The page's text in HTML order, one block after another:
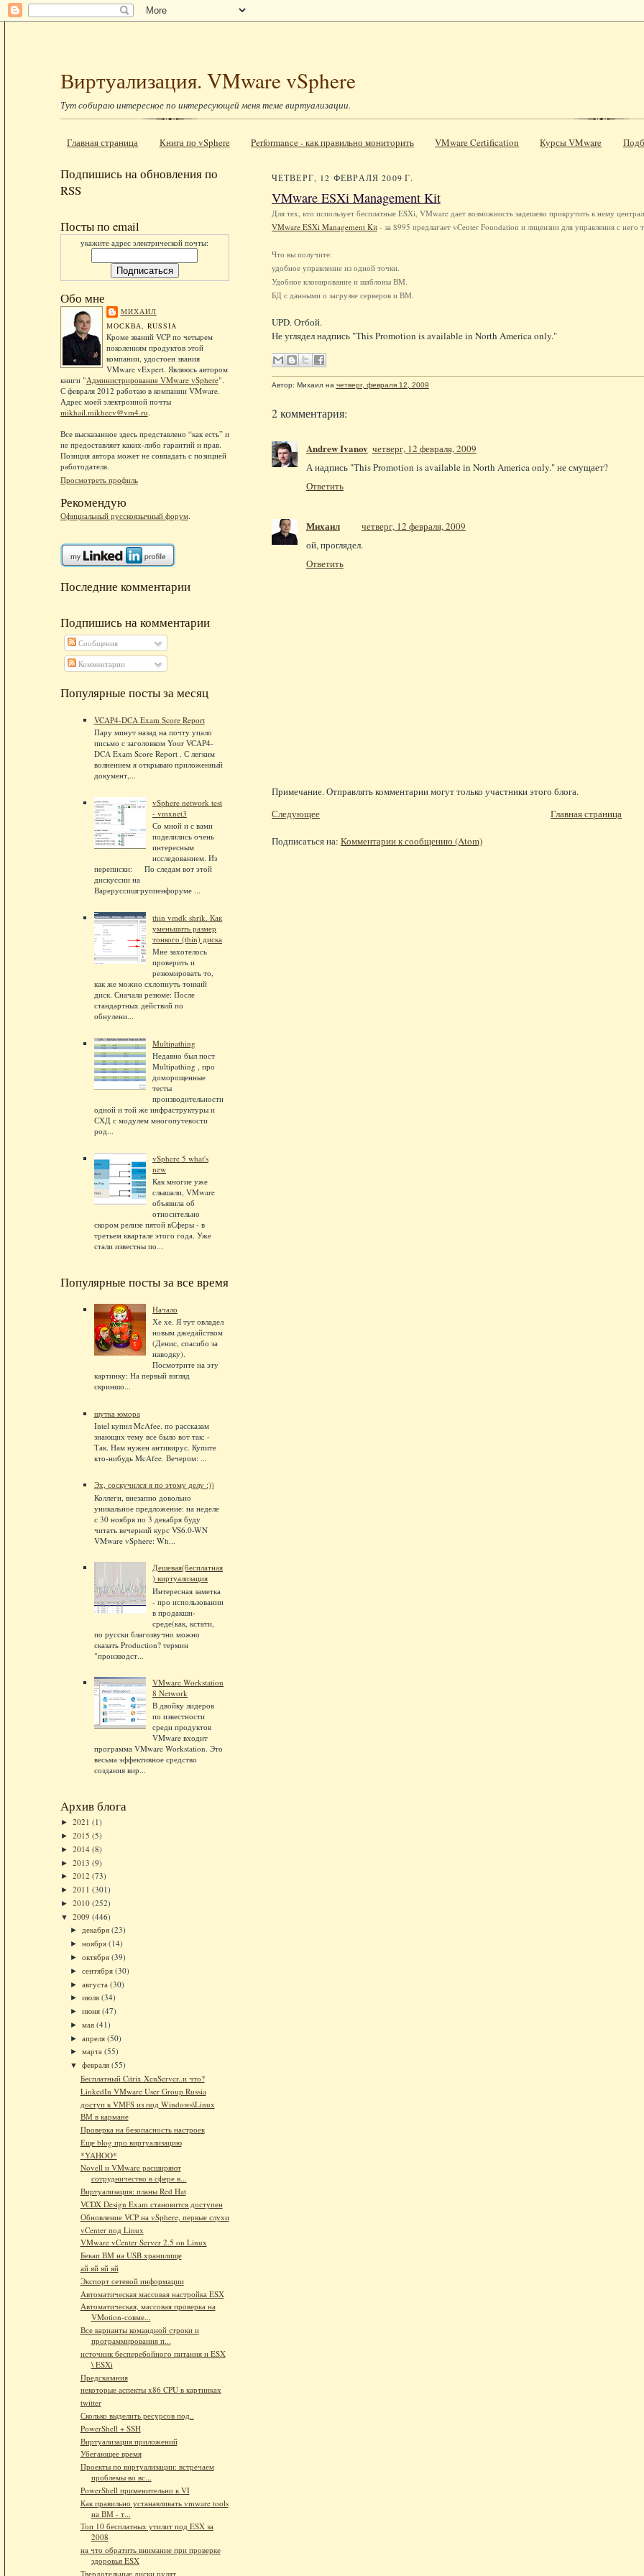
Виртуализация. VMware vSphere
Тут собираю интересное по интересующей меня теме виртуализации.
Главная страница Книга по vSphere Performance - как правильно мониторить VMware Certification Курсы VMware
Подпишись на обновления по
RSS
Посты по email
укажите адрес электрической почты:
Обо мне
МИХАИЛ
МОСКВА, RUSSIA
Кроме званий VCP по четырем
поколениям продуктов этой
компании, удостоен звания
VMware vExpert. Являюсь автором
книги "Администрирование VMware vSphere".
С февраля 2012 работаю в компании VMware.
Адрес моей электронной почты
mikhail.mikheev@vm4.ru.
Все высказанное здесь представлено “как есть” и
не предоставляет каких-либо гарантий и прав.
Позиция автора может не совпадать с позицией
работодателя.
Просмотреть профиль
Рекомендую
Официальный русскоязычный форум.
Последние комментарии
Подпишись на комментарии
Сообщения
Комментарии
Популярные посты за месяц
VCAP4-DCA Exam Score Report
Пару минут назад на почту упало
письмо с заголовком Your VCAP4-
DCA Exam Score Report . С легким
волнением я открываю приложенный
документ,...
vSphere network test
- vmxnet3
Со мной и с вами
поделились очень
интересным
исследованием. Из
переписки: По следам вот этой
дискуссии на
Вареруссишгруппенфоруме ...
thin vmdk shrik. Как
уменьшить размер
тонкого (thin) диска
Мне захотелось
проверить и
резюмировать то,
как же можно схлопнуть тонкий
диск. Сначала резюме: После
стандартных действий по
обнулени...
Multipathing
Недавно был пост
Multipathing , про
доморощенные
тесты
производительности
одной и той же инфраструктуры и
СХД с модулем многопутевости
род...
vSphere 5 what's
new
Как многие уже
слышали, VMware
объявила об
относительно
скором релизе пятой вСферы - в
третьем квартале этого года. Уже
стали известны по...
Популярные посты за все время
Начало
Хе хе. Я тут овладел
новым джедайством
(Денис, спасибо за
наводку).
Посмотрите на эту
картинку: На первый взгляд
скриншо...
шутка юмора
Intel купил McAfee. по рассказам
знающих тему все было вот так: -
Так. Нам нужен антивирус. Купите
кто-нибудь McAfee. Вечером: ...
Эх, соскучился я по этому делу :))
Коллеги, внезапно довольно
уникальное предложение: на неделе
с 30 ноября по 3 декабря буду
читать вечерний курс VS6.0-WN
VMware vSphere: Wh...
Дешевая(бесплатная
) виртуализация
Интересная заметка
- про использовании
в продакшн-
среде(как, кстати,
по русски благозвучно можно
сказать Production? термин
"производст...
VMware Workstation
8 Network
В двойку лидеров
по известности
среди продуктов
VMware входит
программа VMware Workstation. Это
весьма эффективное средство
создания вир...
Архив блога
► 2021 (1)
► 2015 (5)
► 2014 (8)
► 2013 (9)
► 2012 (73)
► 2011 (301)
► 2010 (252)
▼ 2009 (446)
► декабря (23)
► ноября (14)
► октября (39)
► сентября (30)
► августа (30)
► июля (34)
► июня (47)
► мая (41)
► апреля (50)
► марта (55)
▼ февраля (55)
Бесплатный Citrix XenServer..и что?
LinkedIn VMware User Group Russia
доступ к VMFS из под Windows\Linux
ВМ в кармане
Проверка на безопасность настроек
Еще blog про виртуализацию
*YAHOO*
Novell и VMware расширяют
сотрудничество в сфере в...
Виртуализация: планы Red Hat
VCDX Design Exam становится доступен
Обновление VCP на vSphere, первые слухи
vCenter под Linux
VMware vCenter Server 2.5 on Linux
Бекап ВМ на USB хранилище
ай яй яй яй
Экспорт сетевой информации
Автоматическая массовая настройка ESX
Автоматическая, массовая проверка на
VMotion-совме...
Все варианты командной строки и
программирования п...
источник бесперебойного питания и ESX
\ ESXi
Предсказания
некоторые аспекты x86 CPU в картинках
twitter
Сколько выделить ресурсов под..
PowerShell + SSH
Виртуализация приложений
Убегающее время
Проекты по виртуализации: встречаем
проблемы во вс...
PowerShell применительно к VI
Как правильно устанавливать vmware tools
на ВМ - т...
Топ 10 бесплатных утилит под ESX за
2008
на что обратить внимание при проверке
здоровья ESX
Твердотельные диски рулят
ЧЕТВЕРГ, 12 ФЕВРАЛЯ 2009 Г.
VMware ESXi Management Kit
Для тех, кто использует бесплатные ESXi, VMware дает возможность задешево прикрутить к нему
VMware ESXi Management Kit- за $995 предлагает vCenter Foundation и лицензии для управления с
Что вы получите:
удобное управление из одной точки.
Удобное клонирование и шаблоны ВМ.
БД с данными о загрузке серверов и ВМ.
UPD. Отбой.
Не углядел надпись "This Promotion is available in North America only."
Автор: Михаил на четверг, февраля 12, 2009
2 комментария:
Andrew Ivanov четверг, 12 февраля, 2009
А надпись "This Promotion is available in North America only." не смущает?
Ответить
Михаил
четверг, 12 февраля, 2009
ой, проглядел.
Ответить
Примечание. Отправлять комментарии могут только участники этого блога.
Следующее
Главная страница
Подписаться на: Комментарии к сообщению (Atom)